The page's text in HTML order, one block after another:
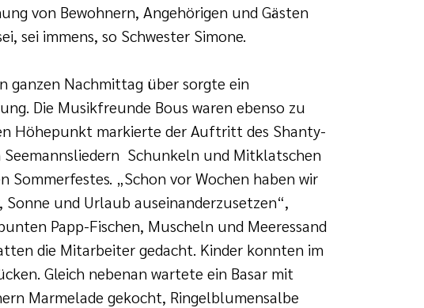
von Bewohnern, Angehörigen und Gästen
sei immens, so Schwester Simone.
ganzen Nachmittag über sorgte ein
Die Musikfreunde Bous waren ebenso zu
Höhepunkt markierte der Auftritt des Shanty-
Seemannsliedern Schunkeln und Mitklatschen
„Schon vor Wochen haben wir
und Urlaub auseinanderzusetzen“,
Papp-Fischen, Muscheln und Meeressand
die Mitarbeiter gedacht. Kinder konnten im
Gleich nebenan wartete ein Basar mit
Marmelade gekocht, Ringelblumensalbe